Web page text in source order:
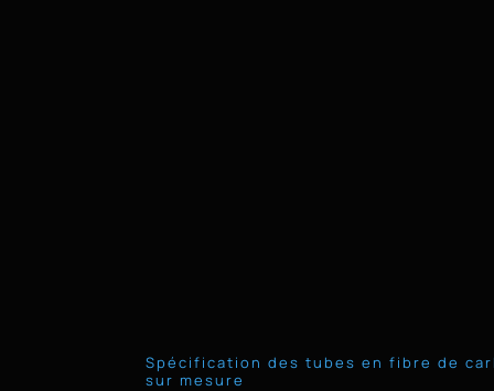
Spécification des tubes en fibre de
sur mesure